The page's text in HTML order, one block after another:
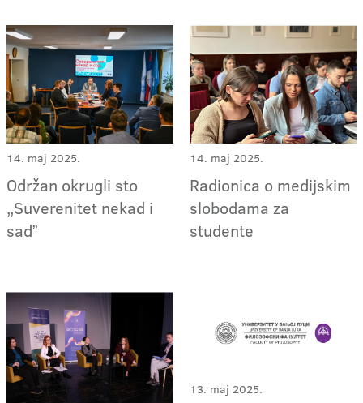
14. maj 2025.
Održan okrugli sto
„Suverenitet nekad i
sadˮ
14. maj 2025.
Radionica o medijskim
slobodama za
studente
13. maj 2025.